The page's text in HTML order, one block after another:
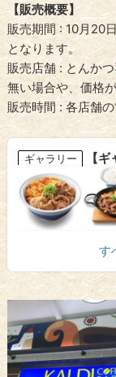
【販売概要】
販売期間 : 10月20
となります。
販売店舗 : とんか
無い場合や、価格
販売時間 : 各店舗
ギャラリー 【
す